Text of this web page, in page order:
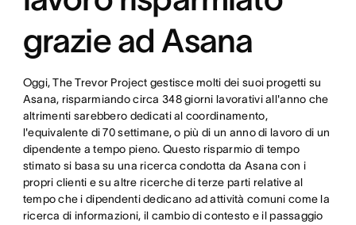
grazie ad Asana
Oggi, The Trevor Project gestisce molti dei suoi progetti su
Asana, risparmiando circa 348 giorni lavorativi all'anno che
altrimenti sarebbero dedicati al coordinamento,
l'equivalente di 70 settimane, o più di un anno di lavoro di un
dipendente a tempo pieno. Questo risparmio di tempo
stimato si basa su una ricerca condotta da Asana con i
propri clienti e su altre ricerche di terze parti relative al
tempo che i dipendenti dedicano ad attività comuni come la
ricerca di informazioni, il cambio di contesto e il passaggio